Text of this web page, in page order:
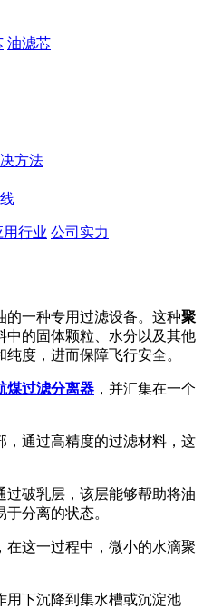
油滤芯
方法
用行业 公司实力
的一种专用过滤设备。这种聚
中的固体颗粒、水分以及其他
度，进而保障飞行安全。
煤过滤分离器 ，并汇集在一个
，通过高精度的过滤材料，这
破乳层，该层能够帮助将油
分离的状态。
这一过程中，微小的水滴聚
用下沉降到集水槽或沉淀池